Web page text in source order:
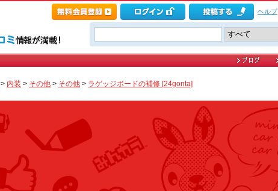
ヘルプ
> 内装 > その他 > その他 > ラゲッジボードの補修 [24gonta]